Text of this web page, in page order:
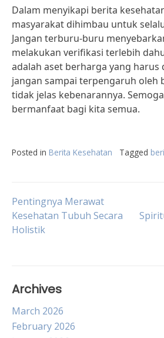
Dalam menyikapi berita
masyarakat dihimbau untuk
Jangan terburu-buru
melakukan verifikasi terlebih
adalah aset berharga yang harus
jangan sampai terpengaruh oleh
tidak jelas kebenarannya.
bermanfaat bagi kita semua.
Posted in Berita Kesehatan Tagged
Post
navigation
Pentingnya Merawat
Kesehatan Tubuh Secara
Holistik
Archives
March 2026
February 2026